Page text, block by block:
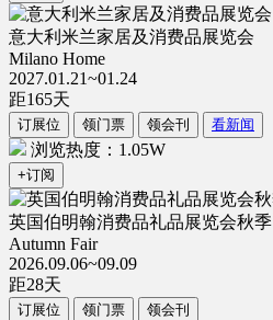
意大利米兰家居及消费品展览会
Milano Home
2027.01.21~01.24
距165天
订展位 领门票 领会刊 看新闻
浏览热度：1.05W
+订阅
英国伯明翰消费品礼品展览会秋季
Autumn Fair
2026.09.06~09.09
距28天
订展位 领门票 领会刊